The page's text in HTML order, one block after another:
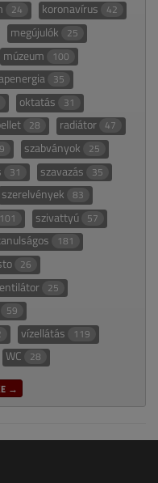
24 koronavírus 42
megújulók 25
múzeum 100
35
oktatás 31
28 radiátor 47
szabványok 25
31 szavazás 35
szerelvények 83
101 szivattyú 57
181
26
25
59
vízellátás 119
WC 28
→